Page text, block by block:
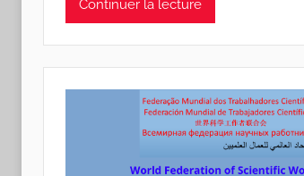
P
i
n
t
o
d
Continuer la lecture